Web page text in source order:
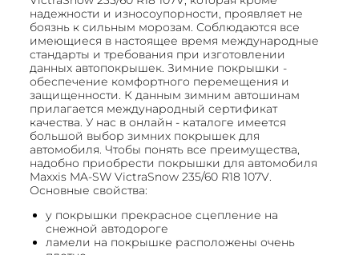
надежности и износоупорности, проявляет не
боязнь к сильным морозам. Соблюдаются все
имеющиеся в настоящее время международные
стандарты и требования при изготовлении
данных автопокрышек. Зимние покрышки -
обеспечение комфортного перемещения и
защищенности. К данным зимним автошинам
прилагается международный сертификат
качества. У нас в онлайн - каталоге имеется
большой выбор зимних покрышек для
автомобиля. Чтобы понять все преимущества,
надобно приобрести покрышки для автомобиля
Maxxis MA-SW VictraSnow 235/60 R18 107V.
Основные свойства:
у покрышки прекрасное сцепление на
снежной автодороге
ламели на покрышке расположены очень